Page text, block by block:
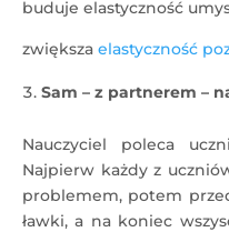
buduje elastyczność
zwiększa elastyczność
Sam – z partnerem –
Nauczyciel poleca
Najpierw każdy z
problemem, potem
ławki, a na koniec